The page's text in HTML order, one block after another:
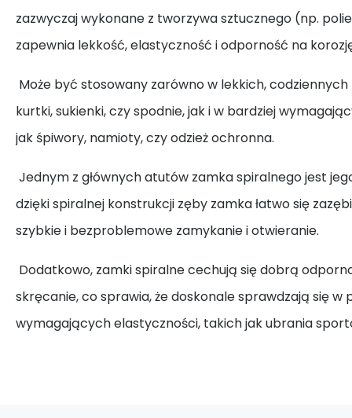
zazwyczaj wykonane z tworzywa sztucznego (np.
zapewnia lekkość, elastyczność i odporność na
Może być stosowany zarówno w lekkich,
kurtki, sukienki, czy spodnie, jak i w bardziej
jak śpiwory, namioty, czy odzież ochronna.
Jednym z głównych atutów zamka spiralnego jest
dzięki spiralnej konstrukcji zęby zamka łatwo się
szybkie i bezproblemowe zamykanie i otwieranie.
Dodatkowo, zamki spiralne cechują się dobrą
skręcanie, co sprawia, że doskonale sprawdzają się w
wymagających elastyczności, takich jak ubrania